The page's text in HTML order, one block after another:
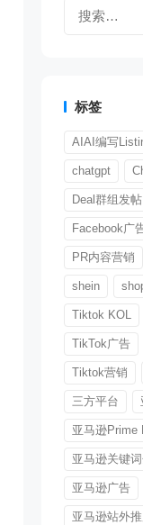
标签
AIAI编写
chatgpt
Deal群组发帖
Facebook广
PR内容营销
shein
Tiktok KOL
TikTok广告
Tiktok营销
三方平台
亚马逊Prime
亚马逊关键
亚马逊广告
亚马逊站外